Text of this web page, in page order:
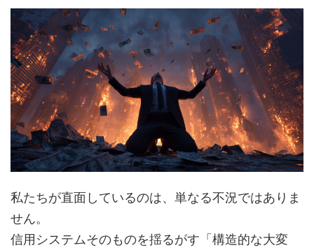
私たちが直面しているのは、単なる不況ではありま
せん。
信用システムそのものを揺るがす「構造的な大変